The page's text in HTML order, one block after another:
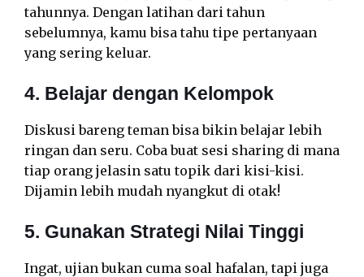
tahunnya. Dengan latihan dari tahun
sebelumnya, kamu bisa tahu tipe pertanyaan
yang sering keluar.
4. Belajar dengan Kelompok
Diskusi bareng teman bisa bikin belajar lebih
ringan dan seru. Coba buat sesi sharing di mana
tiap orang jelasin satu topik dari kisi-kisi.
Dijamin lebih mudah nyangkut di otak!
5. Gunakan Strategi Nilai Tinggi
Ingat, ujian bukan cuma soal hafalan, tapi juga